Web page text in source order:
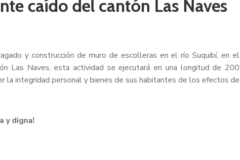
caído del cantón Las Naves
y construcción de muro de escolleras en el río Suquibí, en el
Las Naves, esta actividad se ejecutará en una longitud de 200
la integridad personal y bienes de sus habitantes de los efectos de
y digna!